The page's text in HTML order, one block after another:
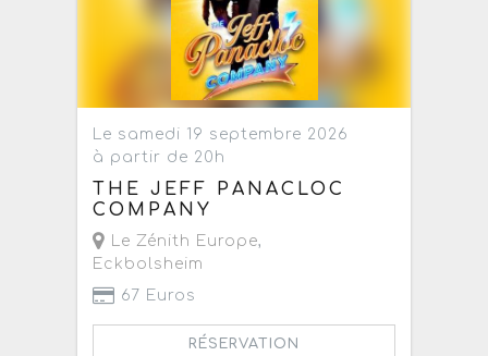
Le samedi 19 septembre 2026
à partir de 20h
THE JEFF PANACLOC
COMPANY
Le Zénith Europe,
Eckbolsheim
67 Euros
RÉSERVATION